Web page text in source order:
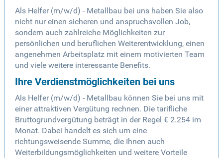
Als Helfer (m/w/d) - Metallbau bei uns haben Sie also
nicht nur einen sicheren und anspruchsvollen Job,
sondern auch zahlreiche Möglichkeiten zur
persönlichen und beruflichen Weiterentwicklung, einen
angenehmen Arbeitsplatz mit einem motivierten Team
und viele weitere interessante Benefits.
Ihre Verdienstmöglichkeiten bei uns
Als Helfer (m/w/d) - Metallbau können Sie bei uns mit
einer attraktiven Vergütung rechnen. Die tarifliche
Bruttogrundvergütung beträgt in der Regel € 2.254 im
Monat. Dabei handelt es sich um eine
richtungsweisende Summe, die Ihnen auch
Weiterbildungsmöglichkeiten und weitere Vorteile